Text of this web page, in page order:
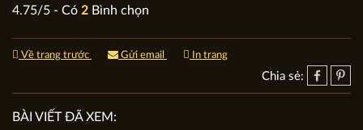
4.75/5 - Có 2 Bình chọn
Về trang trước Gửi email In trang
Chia sẻ:
BÀI VIẾT ĐÃ XEM: